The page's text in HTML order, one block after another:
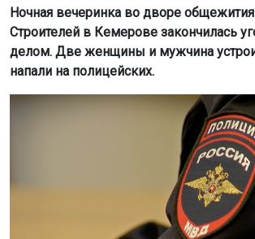
Ночная вечеринка во дворе
Строителей в Кемерове закончилась
делом. Две женщины и мужчина
напали на полицейских.